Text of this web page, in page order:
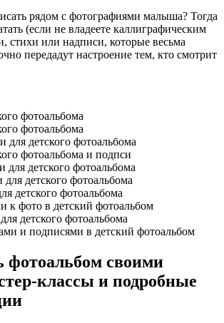
рядом с фотографиями малыша? Тогда
(если не владеете каллиграфическим
стихи или надписи, которые весьма
передадут настроение тем, кто смотрит
фотоальбома
фотоальбома
для детского фотоальбома
фотоальбома и подпси
детского фотоальбома
детского фотоальбома
детского фотоальбома
к фото в детский фотоальбом
детского фотоальбома
и подписями в детский фотоальбом
фотоальбом своими
классы и подробные